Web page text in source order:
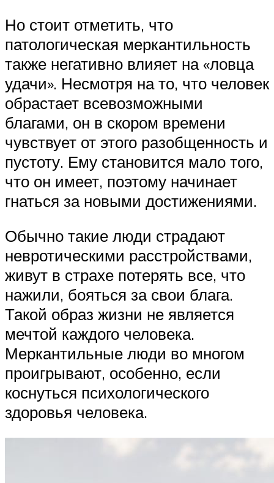
Но стоит отметить, что
патологическая меркантильность
также негативно влияет на «ловца
удачи». Несмотря на то, что человек
обрастает всевозможными
благами, он в скором времени
чувствует от этого разобщенность и
пустоту. Ему становится мало того,
что он имеет, поэтому начинает
гнаться за новыми достижениями.
Обычно такие люди страдают
невротическими расстройствами,
живут в страхе потерять все, что
нажили, бояться за свои блага.
Такой образ жизни не является
мечтой каждого человека.
Меркантильные люди во многом
проигрывают, особенно, если
коснуться психологического
здоровья человека.